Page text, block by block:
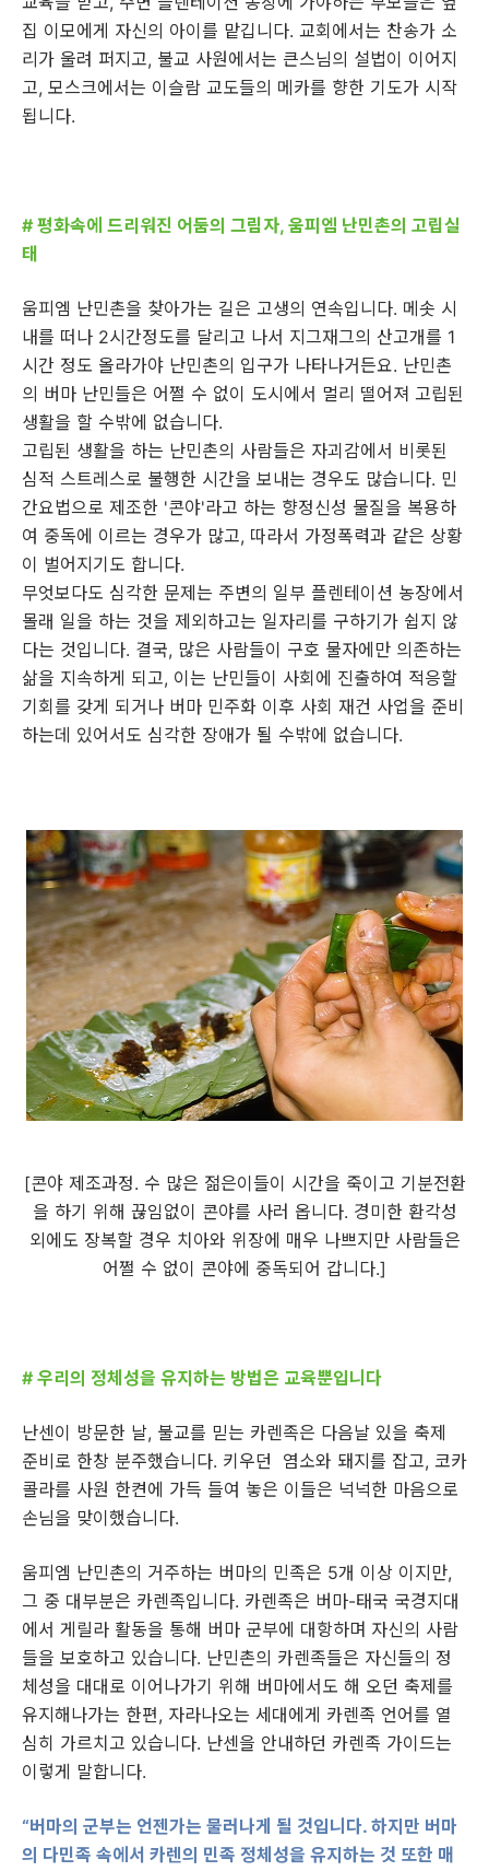
집 이모에게 자신의 아이를 맡깁니다. 교회에서는 찬송가 소
리가 울려 퍼지고, 불교 사원에서는 큰스님의 설법이 이어지
고, 모스크에서는 이슬람 교도들의 메카를 향한 기도가 시작
됩니다.
# 평화속에 드리워진 어둠의 그림자, 움피엠 난민촌의 고립실
태
움피엠 난민촌을 찾아가는 길은 고생의 연속입니다. 메솟 시
내를 떠나 2시간정도를 달리고 나서 지그재그의 산고개를 1
시간 정도 올라가야 난민촌의 입구가 나타나거든요. 난민촌
의 버마 난민들은 어쩔 수 없이 도시에서 멀리 떨어져 고립된
생활을 할 수밖에 없습니다.
고립된 생활을 하는 난민촌의 사람들은 자괴감에서 비롯된
심적 스트레스로 불행한 시간을 보내는 경우도 많습니다. 민
간요법으로 제조한 '콘야'라고 하는 향정신성 물질을 복용하
여 중독에 이르는 경우가 많고, 따라서 가정폭력과 같은 상황
이 벌어지기도 합니다.
무엇보다도 심각한 문제는 주변의 일부 플렌테이션 농장에서
몰래 일을 하는 것을 제외하고는 일자리를 구하기가 쉽지 않
다는 것입니다. 결국, 많은 사람들이 구호 물자에만 의존하는
삶을 지속하게 되고, 이는 난민들이 사회에 진출하여 적응할
기회를 갖게 되거나 버마 민주화 이후 사회 재건 사업을 준비
하는데 있어서도 심각한 장애가 될 수밖에 없습니다.
[콘야 제조과정. 수 많은 젊은이들이 시간을 죽이고 기분전환
을 하기 위해 끊임없이 콘야를 사러 옵니다. 경미한 환각성
외에도 장복할 경우 치아와 위장에 매우 나쁘지만 사람들은
어쩔 수 없이 콘야에 중독되어 갑니다.]
# 우리의 정체성을 유지하는 방법은 교육뿐입니다
난센이 방문한 날, 불교를 믿는 카렌족은 다음날 있을 축제
준비로 한창 분주했습니다. 키우던 염소와 돼지를 잡고, 코카
콜라를 사원 한켠에 가득 들여 놓은 이들은 넉넉한 마음으로
손님을 맞이했습니다.
움피엠 난민촌의 거주하는 버마의 민족은 5개 이상 이지만,
그 중 대부분은 카렌족입니다. 카렌족은 버마-태국 국경지대
에서 게릴라 활동을 통해 버마 군부에 대항하며 자신의 사람
들을 보호하고 있습니다. 난민촌의 카렌족들은 자신들의 정
체성을 대대로 이어나가기 위해 버마에서도 해 오던 축제를
유지해나가는 한편, 자라나오는 세대에게 카렌족 언어를 열
심히 가르치고 있습니다. 난센을 안내하던 카렌족 가이드는
이렇게 말합니다.
“버마의 군부는 언젠가는 물러나게 될 것입니다. 하지만 버마
의 다민족 속에서 카렌의 민족 정체성을 유지하는 것 또한 매